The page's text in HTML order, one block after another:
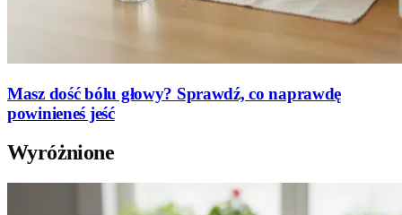
Masz dość bólu głowy? Sprawdź, co naprawdę
powinieneś jeść
Wyróżnione